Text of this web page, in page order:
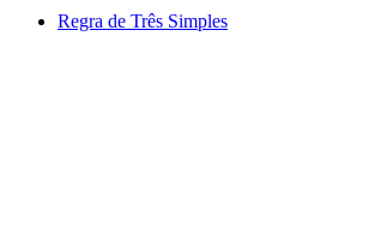
Regra de Três Simples